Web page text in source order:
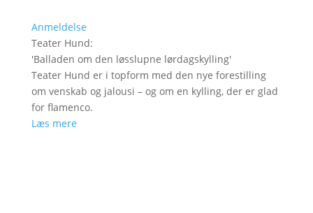
Anmeldelse
Teater Hund:
'Balladen om den løsslupne lørdagskylling'
Teater Hund er i topform med den nye forestilling
om venskab og jalousi – og om en kylling, der er glad
for flamenco.
Læs mere